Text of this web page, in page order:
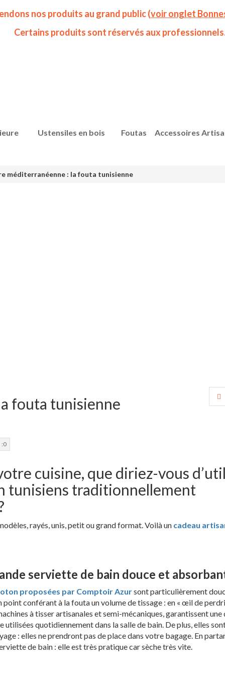
Ustensiles en bois Foutas Accessoires
nos produits au grand public (voir onglet
Certains produits sont réservés aux
méditerranéenne : la fouta tunisienne
fouta tunisienne
:0
cuisine, que diriez-vous
tunisiens traditionnellement
rayés, unis, petit ou grand format. Voilà un cadeau
serviette de bain douce et
proposées par Comptoir Azursont particulièrement
conférant à la fouta un volume de tissage : en « œil de
à tisser artisanales et semi-mécaniques, garantissent
utilisées quotidiennement dans la salle de bain. De plus, elles
: elles ne prendront pas de place dans votre bagage. En
de bain : elle est très pratique car sèche très vite.